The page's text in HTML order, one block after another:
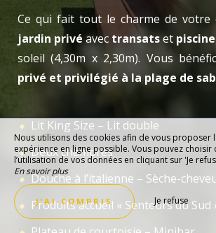
Ce qui fait tout le charme de votre
jardin privéavec transatset piscine
soleil (4,30m x 2,30m). Vous
privé et privilégié à la plage de
Lit King Size – Lit double
Deux chambres
Douche à l’italienne – Sèche-
Produits accueil « Senteurs du Sud
Nous utilisons des cookies afin de vous proposer
expérience en ligne possible. Vous pouvez choisir
l’utilisation de vos données en cliquant sur 'Je
En savoir plus
J’AI COMPRIS Je refuse